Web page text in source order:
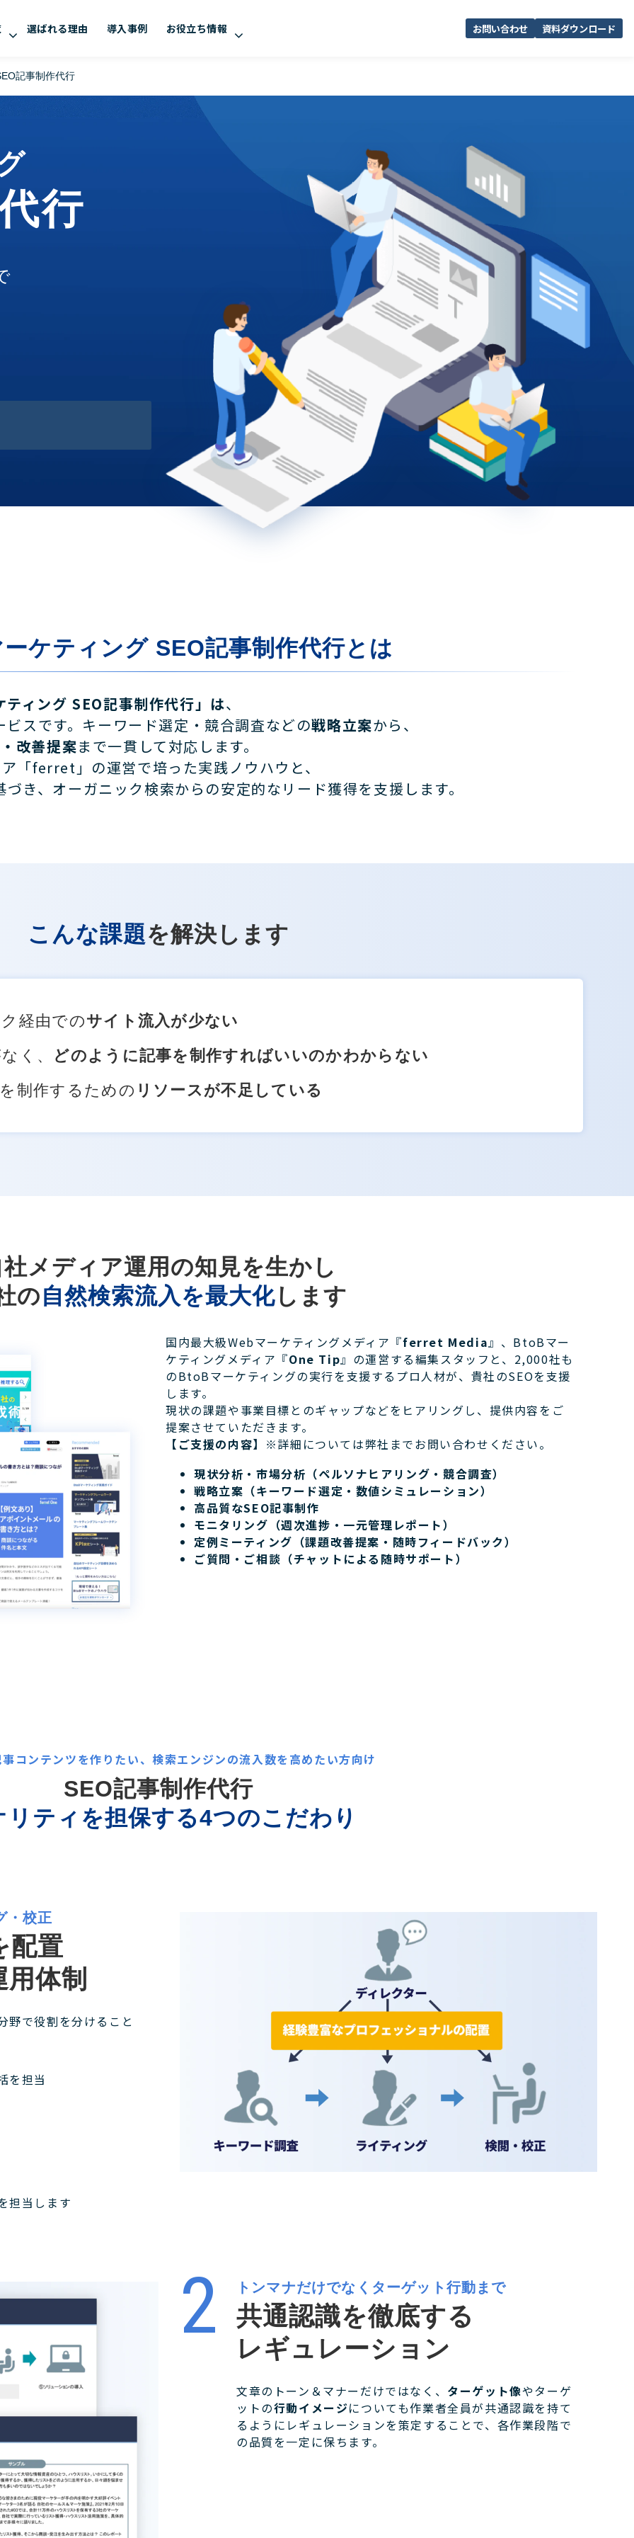
選ばれる理由 導入事例 お役立ち情報 お問い合わせ 資料ダウンロード
記事制作代行
行
ケティング SEO記事制作代行とは
ィング SEO記事制作代行」は、
スです。キーワード選定・競合調査などの戦略立案から、
改善提案まで一貫して対応します。
「ferret」の運営で培った実践ノウハウと、
づき、オーガニック検索からの安定的なリード獲得を支援します。
こんな課題を解決します
経由でのサイト流入が少ない
く、
どのように記事を制作すればいいのかわからない
制作するための リソースが不足している
メディア運用の知見を生かし
の自然検索流入を最大化します
国内最大級Webマーケティングメディア『ferret Media』、BtoBマー
ケティングメディア『One Tip』の運営する編集スタッフと、2,000社も
のBtoBマーケティングの実行を支援するプロ人材が、貴社のSEOを支援
します。
現状の課題や事業目標とのギャップなどをヒアリングし、提供内容をご
提案させていただきます。
【ご支援の内容】 ※詳細については弊社までお問い合わせください。
現状分析・市場分析（ペルソナヒアリング・競合調査）
戦略立案（キーワード選定・数値シミュレーション）
高品質なSEO記事制作
モニタリング（週次進捗・一元管理レポート）
定例ミーティング（課題改善提案・随時フィードバック）
ご質問・ご相談（チャットによる随時サポート）
コンテンツを作りたい、検索エンジンの流入数を高めたい方向け
SEO記事制作代行
リティを担保する4つのこだわり
・校正
配置
体制
野で役割を分けること
を担当
担当します
トンマナだけでなくターゲット行動まで
共通認識を徹底する
レギュレーション
文章のトーン＆マナーだけではなく、 ターゲット像やターゲ
ットの行動イメージについても作業者全員が共通認識を持て
るようにレギュレーションを策定することで、各作業段階で
の品質を一定に保ちます。